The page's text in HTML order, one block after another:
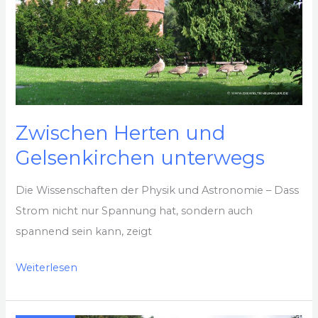
Norden
Zwischen Herten und
Gelsenkirchen unterwegs
Die Wissenschaften der Physik und Astronomie – Dass
Strom nicht nur Spannung hat, sondern auch
spannend sein kann, zeigt
Zwischen
Weiterlesen